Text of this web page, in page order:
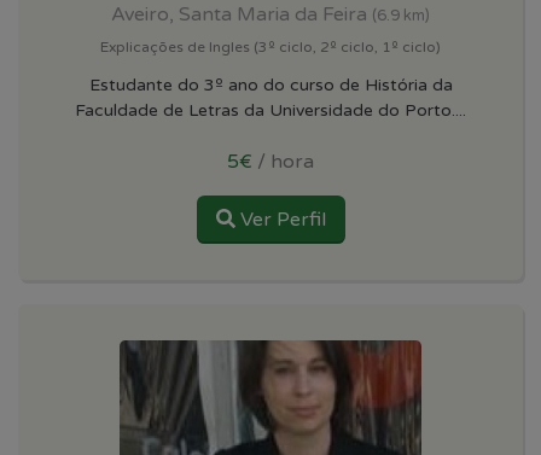
Aveiro, Santa Maria da Feira (6.9 km)
Explicações de Ingles (3º ciclo, 2º ciclo, 1º ciclo)
Estudante do 3º ano do curso de História da
Faculdade de Letras da Universidade do Porto....
5€ / hora
Ver Perfil